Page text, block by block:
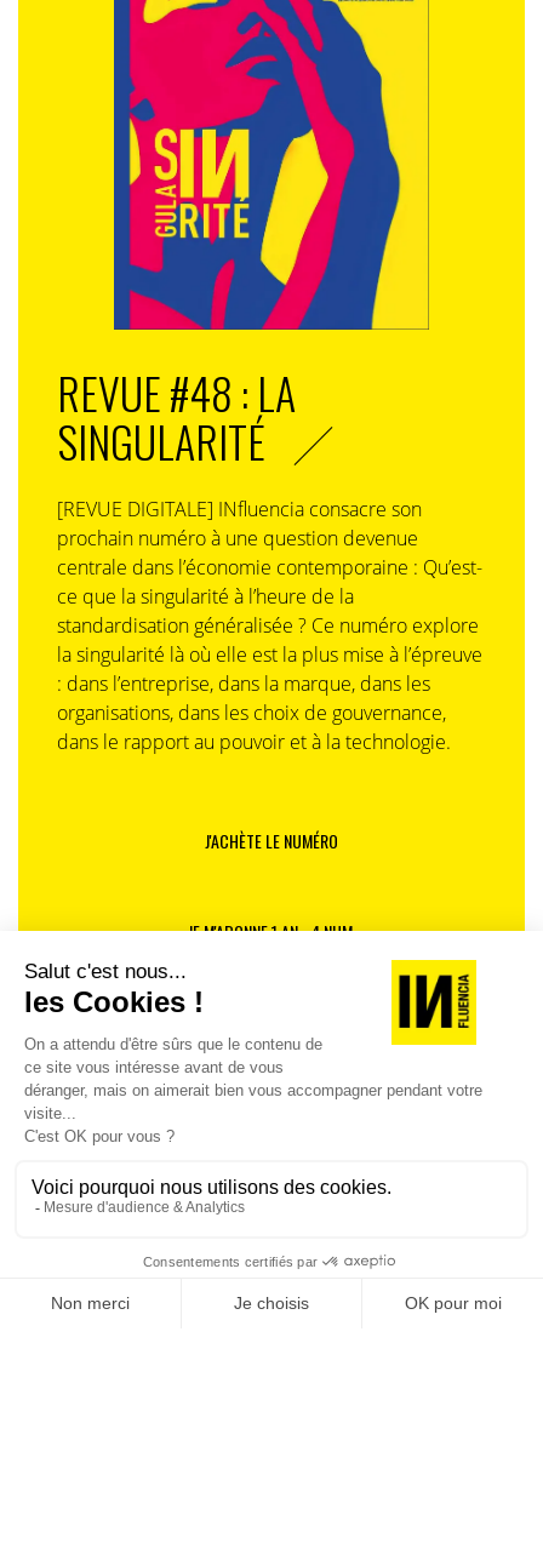
REVUE #48 : LA
SINGULARITÉ
[REVUE DIGITALE] INfluencia consacre son
prochain numéro à une question devenue
centrale dans l’économie contemporaine : Qu’est-
ce que la singularité à l’heure de la
standardisation généralisée ? Ce numéro explore
la singularité là où elle est la plus mise à l’épreuve
: dans l’entreprise, dans la marque, dans les
organisations, dans les choix de gouvernance,
dans le rapport au pouvoir et à la technologie.
J'ACHÈTE LE NUMÉRO
JE M'ABONNE 1 AN - 4 NUM.
JE DÉCOUVRE LES NUMÉROS PRÉCÉDENTS
Je suis déjà abonné(e) :je consulte la revue en